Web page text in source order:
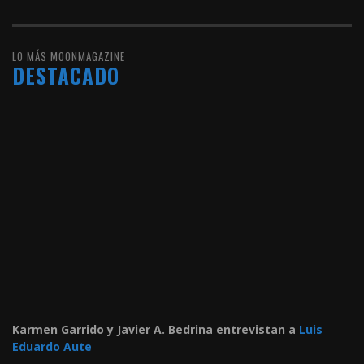
LO MÁS MOONMAGAZINE
DESTACADO
Karmen Garrido y Javier A. Bedrina entrevistan a Luis
Eduardo Aute